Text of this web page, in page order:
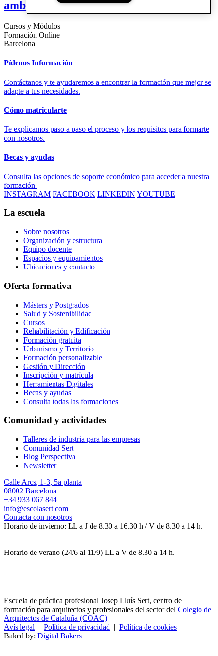
ambiente
Cursos y Módulos
Formación Online
Barcelona
Pídenos Información
Contáctanos y te ayudaremos a encontrar la formación que mejor se
adapte a tus necesidades.
Cómo matricularte
Te explicamos paso a paso el proceso y los requisitos para formarte
con nosotros.
Becas y ayudas
Consulta las opciones de soporte económico para acceder a nuestra
formación.
INSTAGRAM FACEBOOK LINKEDIN YOUTUBE
La escuela
Sobre nosotros
Organización y estructura
Equipo docente
Espacios y equipamientos
Ubicaciones y contacto
Oferta formativa
Másters y Postgrados
Salud y Sostenibilidad
Cursos
Rehabilitación y Edificación
Formación gratuita
Urbanismo y Territorio
Formación personalizable
Gestión y Dirección
Inscripción y matrícula
Herramientas Digitales
Becas y ayudas
Consulta todas las formaciones
Comunidad y actividades
Talleres de industria para las empresas
Comunidad Sert
Blog Perspectiva
Newsletter
Calle Arcs, 1-3, 5a planta
08002 Barcelona
+34 933 067 844
info@escolasert.com
Contacta con nosotros
Horario de invierno: LL a J de 8.30 a 16.30 h / V de 8.30 a 14 h.
Horario de verano (24/6 al 11/9) LL a V de 8.30 a 14 h.
Escuela de práctica profesional Josep Lluís Sert, centro de
formación para arquitectos y profesionales del sector del Colegio de
Arquitectos de Cataluña (COAC)
Avís legal | Política de privacidad | Política de cookies
Baked by: Digital Bakers